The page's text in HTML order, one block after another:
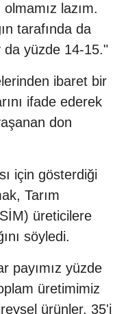
lazım.
tarafında da
da yüzde 14-15."
ibaret bir
ifade ederek
don
için gösterdiği
Tarım
üreticilere
söyledi.
payımız yüzde
üretimimiz
ürünler, 35'i